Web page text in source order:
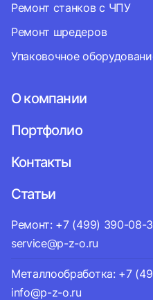
Ремонт станков с ЧПУ
Ремонт шредеров
Упаковочное
О компании
Портфолио
Контакты
Статьи
Ремонт: +7 (499) 390-08-
service@p-z-o.ru
Металлообработка: +7
info@p-z-o.ru